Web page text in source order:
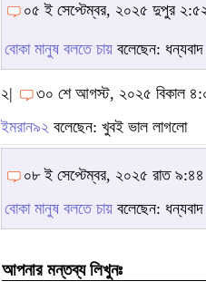
০৫ ই সেপ্টেম্বর, ২০২৫ দুপুর
বোকা মানুষ বলতে চায় বলেছেন:
২|
৩০ শে আগস্ট, ২০২৫ বিকাল
ইমরান৯২ বলেছেন: খুবই ভাল লাগলো
০৮ ই সেপ্টেম্বর, ২০২৫ রাত ৯:৪৪
বোকা মানুষ বলতে চায় বলেছেন:
আপনার মন্তব্য লিখুনঃ